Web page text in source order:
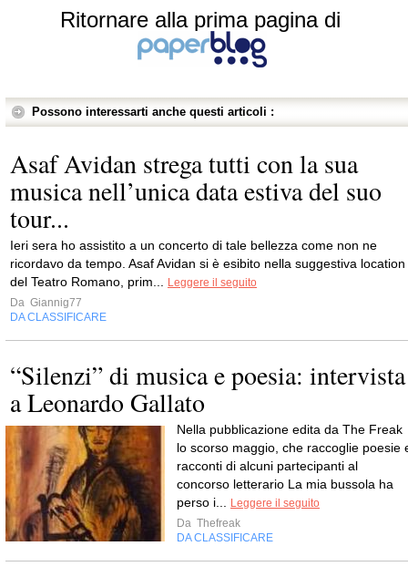
Ritornare alla prima pagina di
Possono interessarti anche questi articoli :
Asaf Avidan strega tutti con la sua
musica nell’unica data estiva del suo
tour...
Ieri sera ho assistito a un concerto di tale bellezza come non ne
ricordavo da tempo. Asaf Avidan si è esibito nella suggestiva location
del Teatro Romano, prim...
Leggere il seguito
Da Giannig77
DA CLASSIFICARE
“Silenzi” di musica e poesia: intervista
a Leonardo Gallato
Nella pubblicazione edita da The Freak
lo scorso maggio, che raccoglie poesie
racconti di alcuni partecipanti al
concorso letterario La mia bussola ha
perso i...
Leggere il seguito
Da Thefreak
DA CLASSIFICARE